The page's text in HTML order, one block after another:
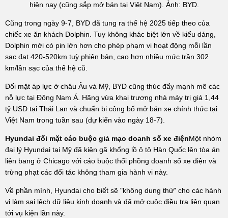
hiện nay (cũng sắp mở bán tại Việt Nam). Ảnh: BYD.
Cũng trong ngày 9-7, BYD đã tung ra thế hệ 2025 tiếp theo của
chiếc xe ăn khách Dolphin. Tuy không khác biệt lớn về kiểu dáng,
Dolphin mới có pin lớn hơn cho phép phạm vi hoạt động mỗi lần
sạc đạt 420-520km tuỳ phiên bản, cao hơn nhiều mức trần 302
km/lần sạc của thế hệ cũ.
Đối mặt áp lực ở châu Âu và Mỹ, BYD cũng thúc đẩy mạnh mẽ các
nỗ lực tại Đông Nam Á. Hãng vừa khai trương nhà máy trị giá 1,44
tỷ USD tại Thái Lan và chuẩn bị công bố mở bán xe chính thức tại
Việt Nam trong tuần sau (dự kiến vào ngày 18-7).
Hyundai đối mặt cáo buộc giả mạo doanh số xe điệnMột nhóm
đại lý Hyundai tại Mỹ đã kiện gã khổng lồ ô tô Hàn Quốc lên tòa án
liên bang ở Chicago với cáo buộc thổi phồng doanh số xe điện và
trừng phạt các đối tác không tham gia hành vi này.
Về phần mình, Hyundai cho biết sẽ "không dung thứ" cho các hành
vi làm sai lệch dữ liệu kinh doanh và đã mở cuộc điều tra liên quan
tới vụ kiện lần này.